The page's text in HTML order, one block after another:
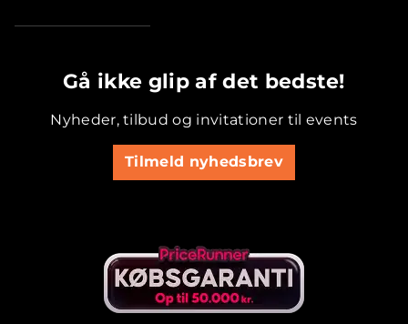
Gå ikke glip af det bedste!
Nyheder, tilbud og invitationer til events
Tilmeld nyhedsbrev